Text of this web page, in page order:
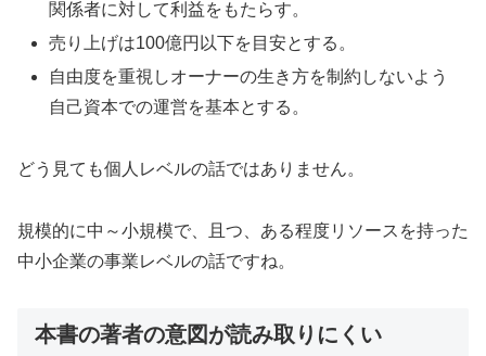
関係者に対して利益をもたらす。
売り上げは100億円以下を目安とする。
自由度を重視しオーナーの生き方を制約しないよう
自己資本での運営を基本とする。
どう見ても個人レベルの話ではありません。
規模的に中～小規模で、且つ、ある程度リソースを持った
中小企業の事業レベルの話ですね。
本書の著者の意図が読み取りにくい